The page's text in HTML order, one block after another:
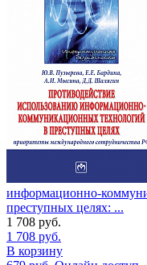
информационно-
преступных целях: ...
1 708 руб.
1 708 руб.
В корзину